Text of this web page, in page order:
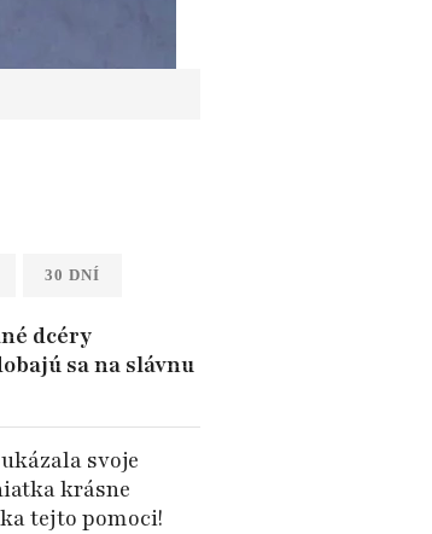
30 DNÍ
dcéry
sa na slávnu
svoje
krásne
tejto pomoci!